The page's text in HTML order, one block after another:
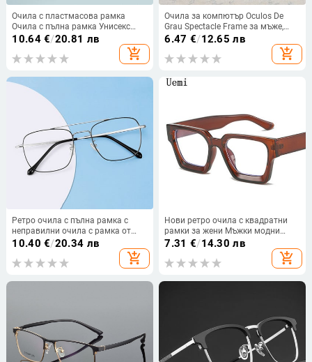
Очила с пластмасова рамка
Очила с пълна рамка Унисекс
Очила против сини лъчи Очила
за късогледство Ново пристигане
на очила
10.64€/20.81 лв
add_shopping_cart
Очила за компютър Oculos De
Grau Spectacle Frame за мъже,
жени, прозрачни очила, синьо
покритие, антирефлексно, анти
UV
6.47 €/12.65 лв
add_shopping_cart
Ретро очила с пълна рамка с
неправилни очила с рамка от
чист титан за унисекс очила за
късогледство Горещи продавани
ново пристигане
10.40 €/20.34 лв
add_shopping_cart
Нови ретро очила с квадратни
рамки за жени Мъжки модни
обикновени прозрачни лещи
Висококачествени дизайнерски
очила Ins Тенденционен продукт
7.31 €/14.30 лв
add_shopping_cart